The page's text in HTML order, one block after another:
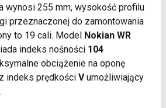
wynosi 255 mm, wysokość profilu
przeznaczonej do zamontowania
to 19 cali. Model Nokian WR
indeks nośności 104
obciążenie na oponę
indeks prędkości Vumożliwiający